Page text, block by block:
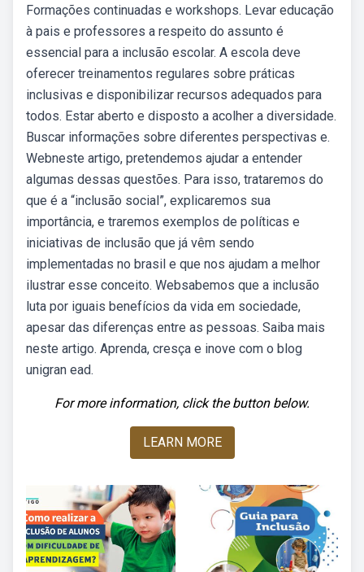
Formações continuadas e workshops. Levar educação
à pais e professores a respeito do assunto é
essencial para a inclusão escolar. A escola deve
oferecer treinamentos regulares sobre práticas
inclusivas e disponibilizar recursos adequados para
todos. Estar aberto e disposto a acolher a diversidade.
Buscar informações sobre diferentes perspectivas e.
Webneste artigo, pretendemos ajudar a entender
algumas dessas questões. Para isso, trataremos do
que é a “inclusão social”, explicaremos sua
importância, e traremos exemplos de políticas e
iniciativas de inclusão que já vêm sendo
implementadas no brasil e que nos ajudam a melhor
ilustrar esse conceito. Websabemos que a inclusão
luta por iguais benefícios da vida em sociedade,
apesar das diferenças entre as pessoas. Saiba mais
neste artigo. Aprenda, cresça e inove com o blog
unigran ead.
For more information, click the button below.
LEARN MORE